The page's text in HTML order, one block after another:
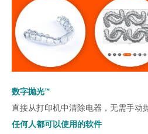
数字抛光™
直接从打印机中清除电器，无需手动
任何人都可以使用的软件